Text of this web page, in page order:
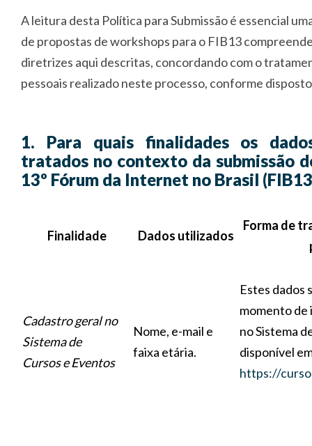
A leitura desta Política para Submissão é essencial
de propostas de workshops para o FIB13
diretrizes aqui descritas, concordando com o
pessoais realizado neste processo, conforme
1. Para quais finalidades os
tratados no contexto da submissão
13º Fórum da Internet no Brasil
Finalidade Dados utilizados
Forma de
Cadastro geral no
Sistema de
Cursos e Eventos
Nome, e-mail e
faixa etária.
Estes dados
momento de
no Sistema
disponível
https://